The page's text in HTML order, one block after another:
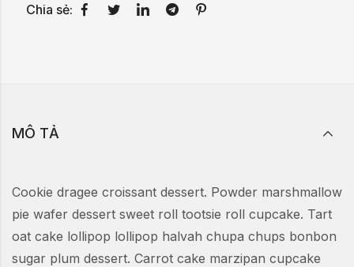
Chia sẻ:
MÔ TẢ
Cookie dragee croissant dessert. Powder marshmallow
pie wafer dessert sweet roll tootsie roll cupcake. Tart
oat cake lollipop lollipop halvah chupa chups bonbon
sugar plum dessert. Carrot cake marzipan cupcake